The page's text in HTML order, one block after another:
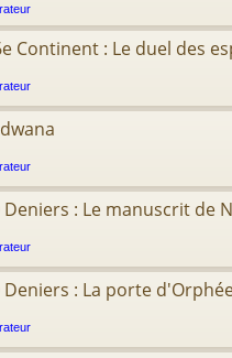
Continent : Le duel des
: Le manuscrit de
: La porte